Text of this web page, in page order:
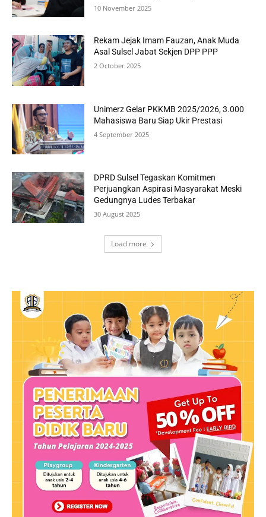
10 November 2025
Rekam Jejak Imam Fauzan, Anak Muda
Asal Sulsel Jabat Sekjen DPP PPP
2 October 2025
Unimerz Gelar PKKMB 2025/2026, 3.000
Mahasiswa Baru Siap Ukir Prestasi
4 September 2025
DPRD Sulsel Tegaskan Komitmen
Perjuangkan Aspirasi Masyarakat Meski
Gedungnya Ludes Terbakar
30 August 2025
Load more